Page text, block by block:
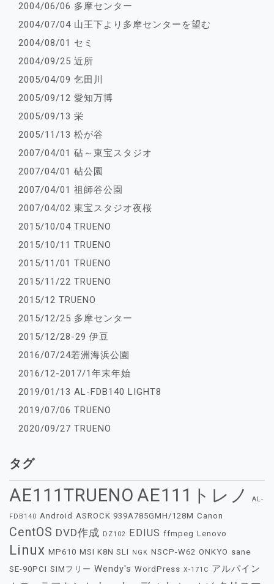
2004/06/06 多摩センター
2004/07/04 山王下より多摩センターを望む
2004/08/01 セミ
2004/09/25 近所
2005/04/09 乞田川
2005/09/12 愛知万博
2005/09/13 栄
2005/11/13 松が谷
2007/04/01 砧～東宝スタジオ
2007/04/01 砧公園
2007/04/01 祖師谷公園
2007/04/02 東宝スタジオ夜桜
2015/10/04 TRUENO
2015/10/11 TRUENO
2015/11/01 TRUENO
2015/11/22 TRUENO
2015/12 TRUENO
2015/12/25 多摩センター
2015/12/28-29 伊豆
2016/07/24若洲海浜公園
2016/12-2017/1年末年始
2019/01/13 AL-FDB140 LIGHT8
2019/07/06 TRUENO
2020/09/27 TRUENO
タグ
AE111TRUENO AE111トレノ AL-
FDB140 Android ASROCK 939A785GMH/128M Canon
CentOS DVD作成 DZ102 EDIUS ffmpeg Lenovo
Linux MP610 MSI K8N SLI NGK NSCP-W62 ONKYO sane
SE-90PCI SIMフリー Wendy's WordPress X-171C アルパイン